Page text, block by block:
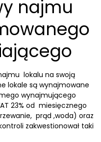
najmu
lokalu na swoją
lokale są wynajmowane
wynajmującego
23% od miesięcznego
prąd ,woda) oraz
zakwestionował taki